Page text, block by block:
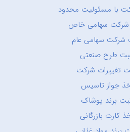
با مسئولیت محدود
سهامی خاص
شرکت سهامی عام
طرح صنعتی
تغییرات شرکت
جواز تاسیس
برند پوشاک
کارت بازرگانی